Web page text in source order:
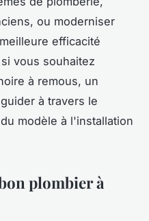
ou moderniser
efficacité
vous souhaitez
à remous, un
à travers le
modèle à l'installation
plombier à